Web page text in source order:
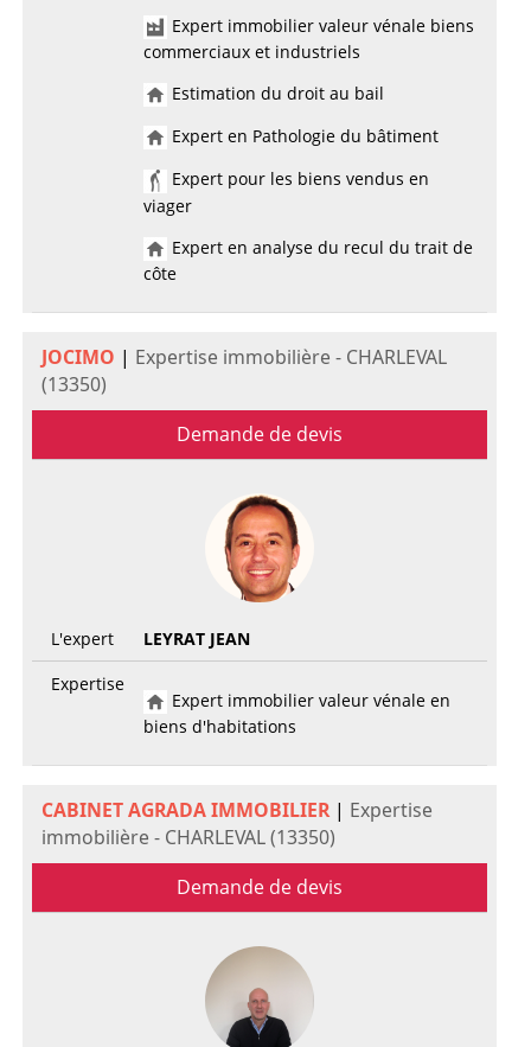
Expert immobilier valeur vénale biens
commerciaux et industriels
Estimation du droit au bail
Expert en Pathologie du bâtiment
Expert pour les biens vendus en
viager
Expert en analyse du recul du trait de
côte
JOCIMO | Expertise immobilière - CHARLEVAL
(13350)
Demande de devis
L'expert
LEYRAT JEAN
Expertise
Expert immobilier valeur vénale en
biens d'habitations
CABINET AGRADA IMMOBILIER| Expertise
immobilière - CHARLEVAL (13350)
Demande de devis